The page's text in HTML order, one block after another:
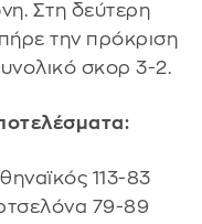
Στη δεύτερη
την πρόκριση
σκορ 3-2.
113-83
79-89